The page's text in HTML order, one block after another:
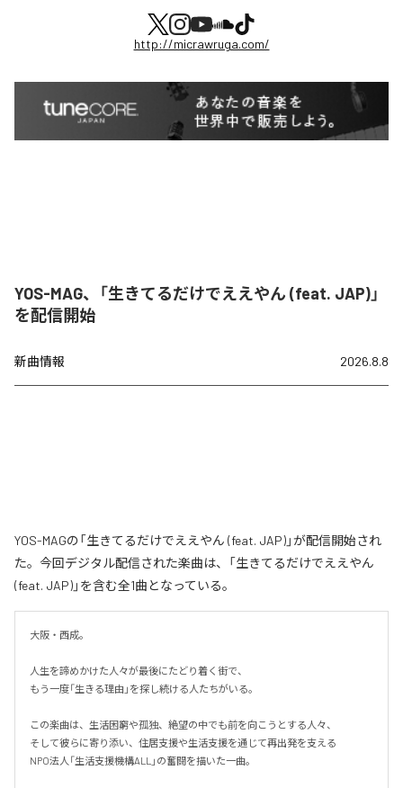
http://micrawruga.com/
YOS-MAG、「生きてるだけでええやん (feat. JAP)」
を配信開始
新曲情報 2026.8.8
YOS-MAGの「生きてるだけでええやん (feat. JAP)」が配信開始され
た。今回デジタル配信された楽曲は、「生きてるだけでええやん
(feat. JAP)」を含む全1曲となっている。
大阪・西成。
人生を諦めかけた人々が最後にたどり着く街で、
もう一度「生きる理由」を探し続ける人たちがいる。
この楽曲は、生活困窮や孤独、絶望の中でも前を向こうとする人々、
そして彼らに寄り添い、住居支援や生活支援を通じて再出発を支える
NPO法人「生活支援機構ALL」の奮闘を描いた一曲。